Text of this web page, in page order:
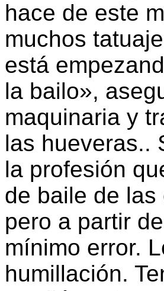
hace de este
muchos
está
la bailo»,
maquinaria y
las hueveras..
la profesión
de baile de
pero a partir
mínimo error.
humillación.